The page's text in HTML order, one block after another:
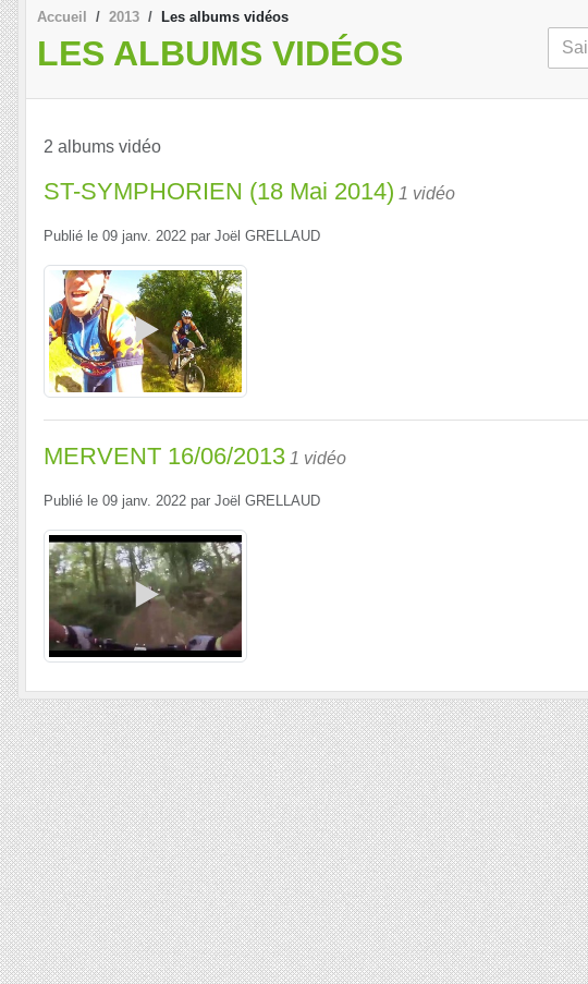
Accueil 2013 Les albums vidéos
LES ALBUMS VIDÉOS
2 albums vidéo
ST-SYMPHORIEN (18 Mai 2014) 1 vidéo
Publié le 09 janv. 2022 par Joël GRELLAUD
MERVENT 16/06/2013 1 vidéo
Publié le 09 janv. 2022 par Joël GRELLAUD